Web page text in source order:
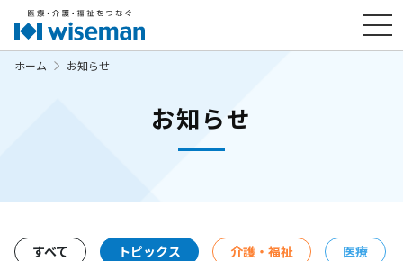
ホーム お知らせ
お知らせ
すべて トピックス 介護・福祉 医療